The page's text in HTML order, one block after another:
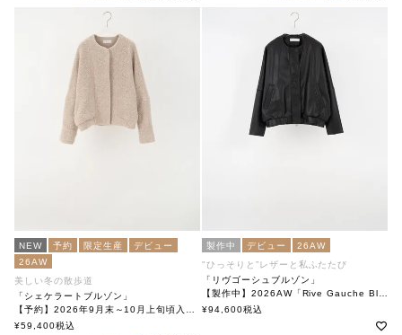
NEW 予約 限定生産
デビュー
26AW
美しい冬の散歩道
「シェケラートブルゾン」
【予約】2026年9月末～10月上旬頃入荷予定
「Shakerato Blouson」
¥59,400税込
製作中 デビュー
26AW
"ひっそりと”レザーと私ふたたび
「リヴゴーシュブルゾン」
【製作中】2026AW「Rive Gauche Blouson」
soutiencollar(ステンカラー)
¥94,600税込